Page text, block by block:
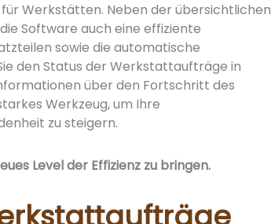
Werkstätten. Neben der übersichtlichen
Software auch eine effiziente
sowie die automatische
den Status der Werkstattaufträge in
über den Fortschritt des
Werkzeug, um Ihre
zu steigern.
Level der Effizienz zu bringen.